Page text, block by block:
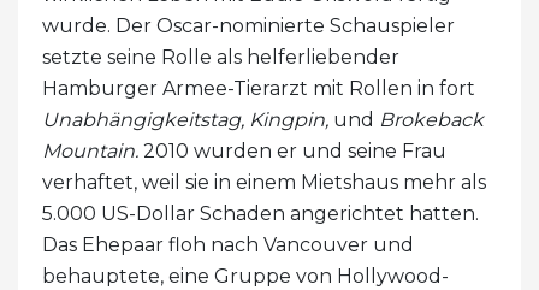
wurde. Der Oscar-nominierte Schauspieler
setzte seine Rolle als helferliebender
Hamburger Armee-Tierarzt mit Rollen in fort
Unabhängigkeitstag, Kingpin, und Brokeback
Mountain. 2010 wurden er und seine Frau
verhaftet, weil sie in einem Mietshaus mehr als
5.000 US-Dollar Schaden angerichtet hatten.
Das Ehepaar floh nach Vancouver und
behauptete, eine Gruppe von Hollywood-